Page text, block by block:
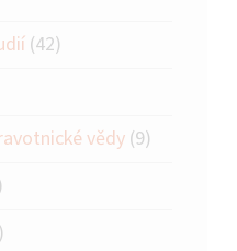
(42)
vědy (9)